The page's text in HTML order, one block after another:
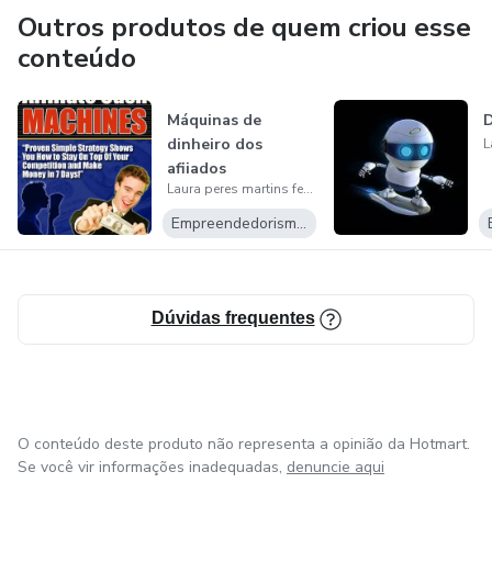
e coloque seu negócio em um novo patamar de
rentabilidade. Estou ansiosa para colaborar com você rumo
ao sucesso!"
Outros produtos de quem criou esse
conteúdo
Máquinas de
dinheiro dos
afiiados
Laura peres martins ferreira
Empreendedorismo Digital
Dúvidas frequentes
O conteúdo deste produto não representa a opinião da Hotmart.
Se você vir informações inadequadas, denuncie aqui